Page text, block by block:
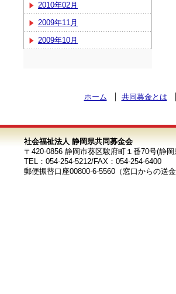
2010年02月
2009年11月
2009年10月
ホーム 共同募金とは
社会福祉法人 静岡県共同募金会
〒420-0856 静岡市葵区駿府町１番70号(静
TEL：054-254-5212/FAX：054-254-6400
郵便振替口座00800-6-5560（窓口からの送金